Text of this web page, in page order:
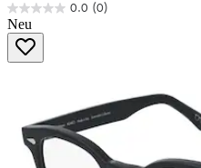
0.0 (0)
0.0
von
Sternen.
Neu